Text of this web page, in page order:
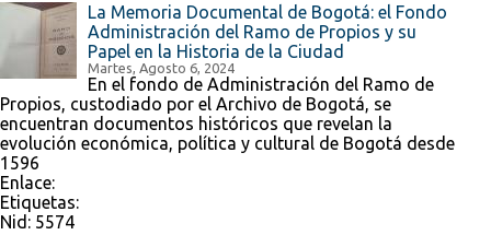
La Memoria Documental de Bogotá: el Fondo
Administración del Ramo de Propios y su
Papel en la Historia de la Ciudad
Martes, Agosto 6, 2024
En el fondo de Administración del Ramo de
Propios, custodiado por el Archivo de Bogotá, se
encuentran documentos históricos que revelan la
evolución económica, política y cultural de Bogotá desde
1596
Enlace:
Etiquetas:
Nid: 5574